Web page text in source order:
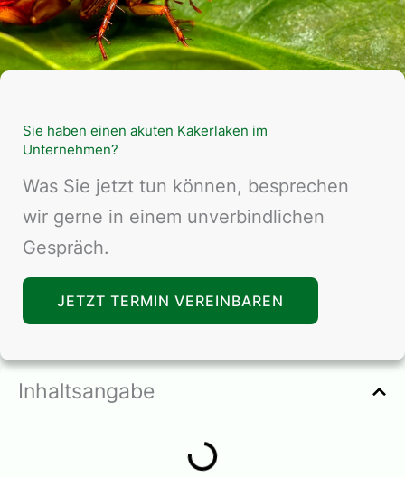
Sie haben einen akuten Kakerlaken im
Unternehmen?
Was Sie jetzt tun können, besprechen
wir gerne in einem unverbindlichen
Gespräch.
JETZT TERMIN VEREINBAREN
Inhaltsangabe